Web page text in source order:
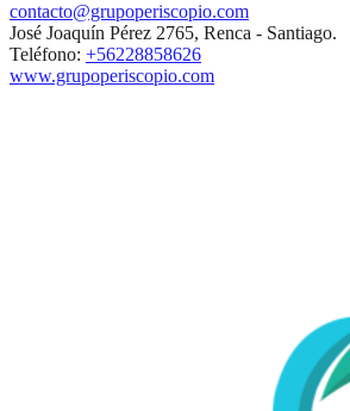
contacto@grupoperiscopio.com
José Joaquín Pérez 2765, Renca - Santiago.
Teléfono: +56228858626
www.grupoperiscopio.com